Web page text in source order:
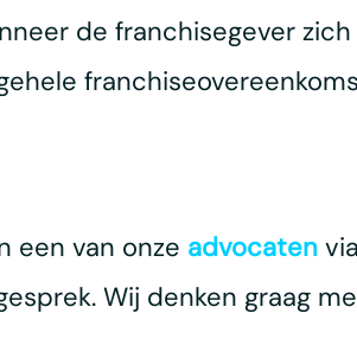
de franchisegever
een van onze advocaten
Wij denken graag